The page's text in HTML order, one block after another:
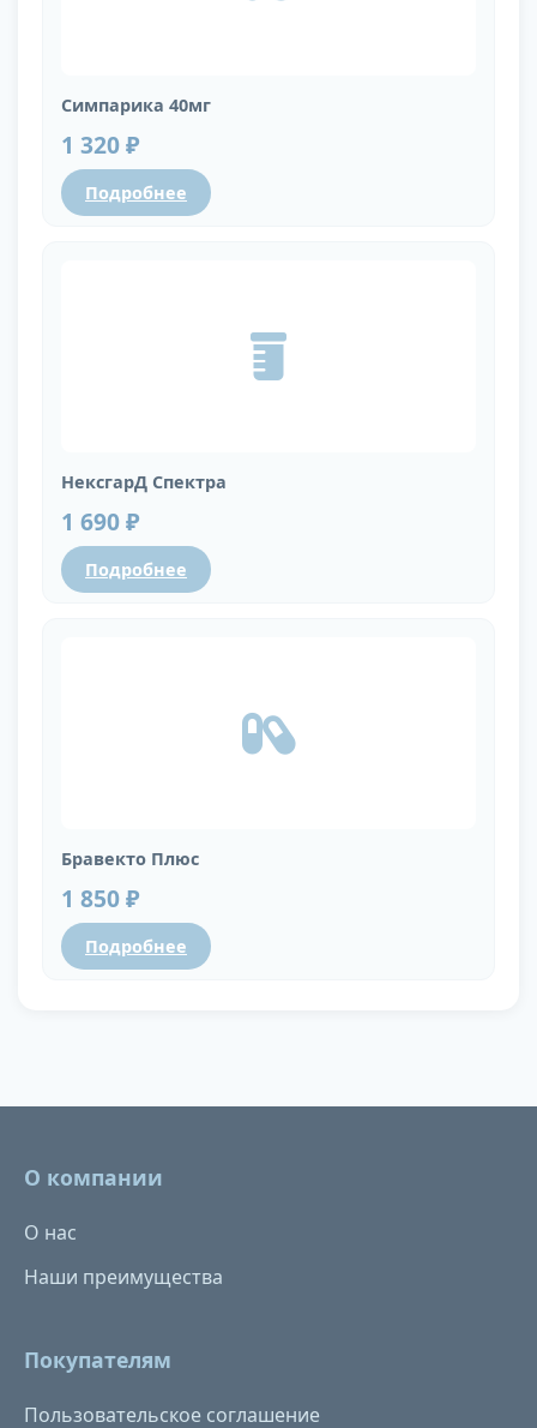
Симпарика 40мг
1 320 ₽
Подробнее
НексгарД Спектра
1 690 ₽
Подробнее
Бравекто Плюс
1 850 ₽
Подробнее
О компании
О нас
Наши преимущества
Покупателям
Пользовательское соглашение